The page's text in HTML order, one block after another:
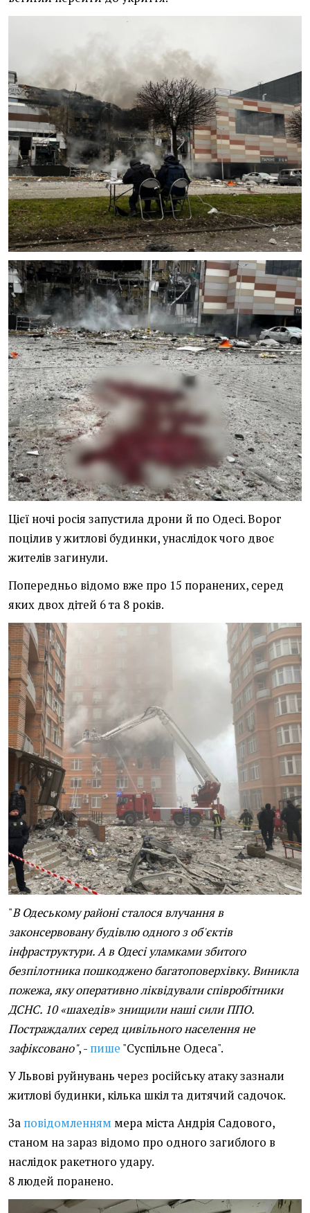
Цієї ночі росія запустила дрони й по Одесі. Ворог
поцілив у житлові будинки, унаслідок чого двоє
жителів загинули.
Попередньо відомо вже про 15 поранених, серед
яких двох дітей 6 та 8 років.
"В Одеському районі сталося влучання в
законсервовану будівлю одного з об'єктів
інфраструктури. А в Одесі уламками збитого
безпілотника пошкоджено багатоповерхівку. Виникла
пожежа, яку оперативно ліквідували співробітники
ДСНС. 10 «шахедів» знищили наші сили ППО.
Постраждалих серед цивільного населення не
зафіксовано", - пише "Суспільне Одеса".
У Львові руйнувань через російську атаку зазнали
житлові будинки, кілька шкіл та дитячий садочок.
За повідомленням мера міста Андрія Садового,
станом на зараз відомо про одного загиблого в
наслідок ракетного удару.
8 людей поранено.